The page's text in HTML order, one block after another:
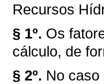
Recursos
§ 1º. Os
cálculo, de
§ 2º. No